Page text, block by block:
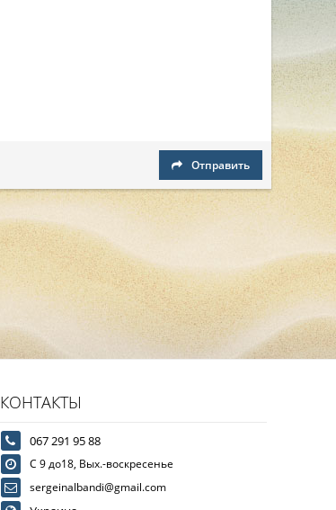
Отправить
КОНТАКТЫ
067 291 95 88
С 9 до18, Вых.-воскресенье
sergeinalbandi@gmail.com